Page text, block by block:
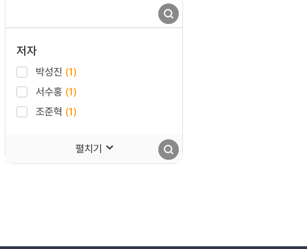
저자
박성진 (1)
서수홍 (1)
조준혁 (1)
펼치기